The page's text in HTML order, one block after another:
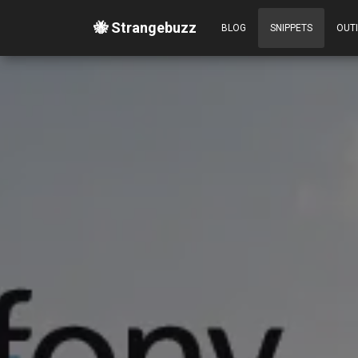
🐝 Strangebuzz BLOG SNIPPETS